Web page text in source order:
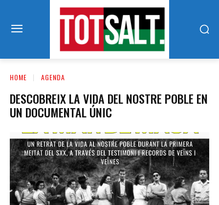
HOME AGENDA
DESCOBREIX LA VIDA DEL NOSTRE POBLE EN
UN DOCUMENTAL ÚNIC